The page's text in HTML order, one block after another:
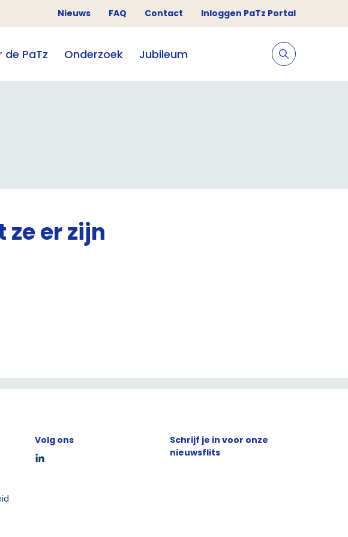
Nieuws FAQ Contact Inloggen PaTz Portal
de PaTz Onderzoek Jubileum
er zijn
Volg ons
Schrijf je in voor onze
nieuwsflits